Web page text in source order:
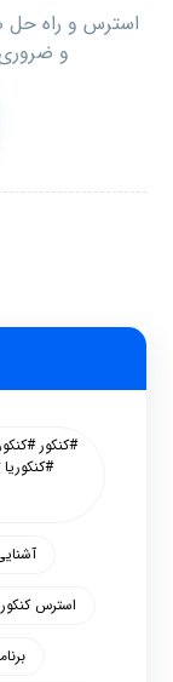
استرس و راه
و
استرس کنکور